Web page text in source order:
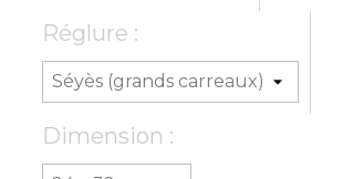
Réglure :
Dimension :